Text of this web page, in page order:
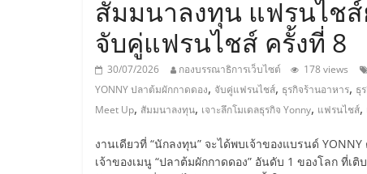
มอี
ไทย,
SMEs,
สัมมนาลงทุน แฟรนไชส์
จับคู่แฟรนไชส์ ครั้งที่ 8
30/07/2026 กองบรรณาธิการเว็บไซต์ 178 views
YONNY ปลาต้มผักกาดดอง, จับคู่แฟรนไชส์, ธุรกิจร้านอาหาร, ธุ
Meet Up, สัมมนาลงทุน, เจาะลึกโมเดลธุรกิจ Yonny, แฟรนไชส์,
งานเดียวที่ “นักลงทุน” จะได้พบเจ้าของแบรนด์
เจ้าของเมนู “ปลาต้มผักกาดดอง” อันดับ 1 ของโลก ที่เ